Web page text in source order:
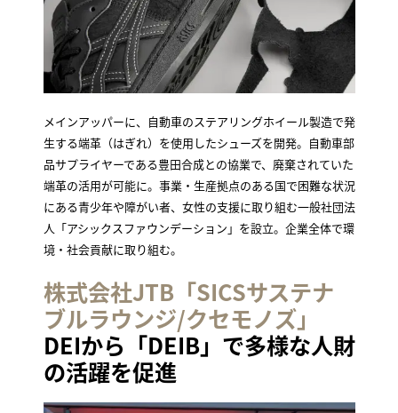
メインアッパーに、自動車のステアリングホイール製造で発
生する端革（はぎれ）を使用したシューズを開発。自動車部
品サプライヤーである豊田合成との協業で、廃棄されていた
端革の活用が可能に。事業・生産拠点のある国で困難な状況
にある青少年や障がい者、女性の支援に取り組む一般社団法
人「アシックスファウンデーション」を設立。企業全体で環
境・社会貢献に取り組む。
株式会社JTB「SICSサステナ
ブルラウンジ/クセモノズ」
DEIから「DEIB」で多様な人財
の活躍を促進